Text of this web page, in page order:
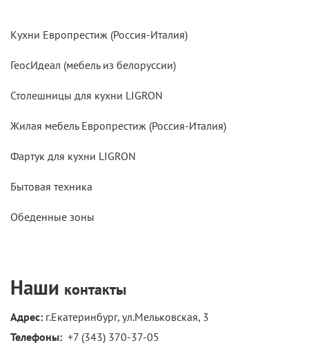
Кухни Европрестиж (Россия-Италия)
ГеосИдеал (мебель из белоруссии)
Столешницы для кухни LIGRON
Жилая мебель Европрестиж (Россия-Италия)
Фартук для кухни LIGRON
Бытовая техника
Обеденные зоны
Наши контакты
Адрес: г.Екатеринбург, ул.Мельковская, 3
Телефоны: +7 (343) 370-37-05